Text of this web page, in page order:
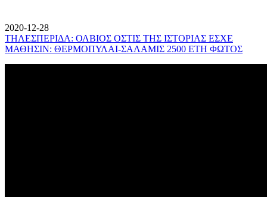
2020-12-28
ΤΗΛΕΣΠΕΡΙΔΑ: ΟΛΒΙΟΣ ΟΣΤΙΣ ΤΗΣ ΙΣΤΟΡΙΑΣ ΕΣΧΕ
ΜΑΘΗΣΙΝ: ΘΕΡΜΟΠΥΛΑΙ-ΣΑΛΑΜΙΣ 2500 ΕΤΗ ΦΩΤΟΣ